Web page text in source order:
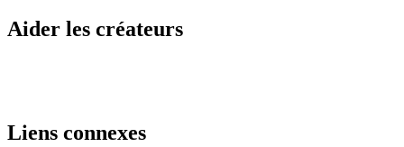
Aider les créateurs
Liens connexes